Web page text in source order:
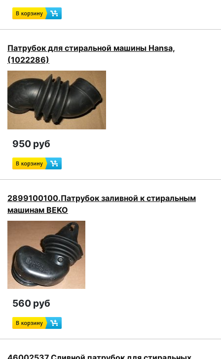
Патрубок для стиральной машины Hansa,
(1022286)
950 руб
2899100100.Патрубок заливной к стиральным
машинам BEKO
560 руб